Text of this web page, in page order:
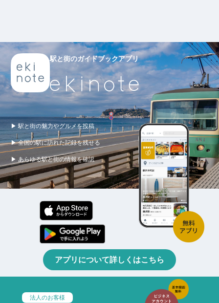
駅と街のガイドブックアプリ
▶ 駅と街の魅力やグルメを投稿
▶ 全国の駅に訪れた記録を残せる
▶ あらゆる駅と街の情報を確認
アプリについて詳しくはこちら
法人のお客様